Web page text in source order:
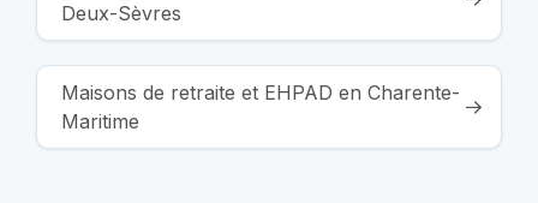
Deux-Sèvres
Maisons de retraite et EHPAD en Charente-
Maritime